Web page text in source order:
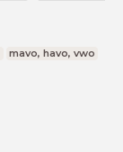
mavo, havo, vwo